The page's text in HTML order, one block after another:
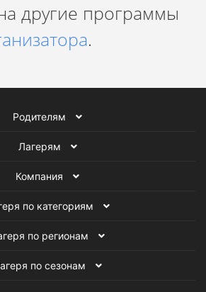
другие программы
.
Родителям
Лагерям
Компания
по категориям
по регионам
по сезонам